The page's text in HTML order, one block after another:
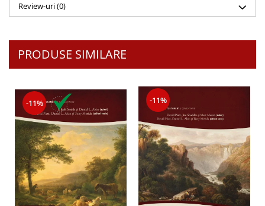
Review-uri(0)
PRODUSE SIMILARE
-11% -11%